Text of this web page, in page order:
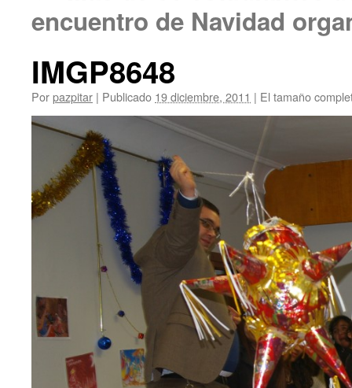
encuentro de Navidad
IMGP8648
Porpazpitar | Publicado 19 diciembre, 2011 | El tamaño